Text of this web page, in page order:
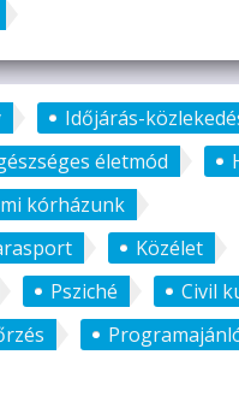
Időjárás-
életmód
kórházunk
Közélet
Psziché
Civil